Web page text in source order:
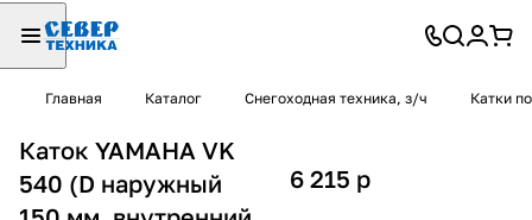
Главная Каталог Снегоходная техника, з/ч Катки
Каток YAMAHA VK
540 (D наружный
6 215 p